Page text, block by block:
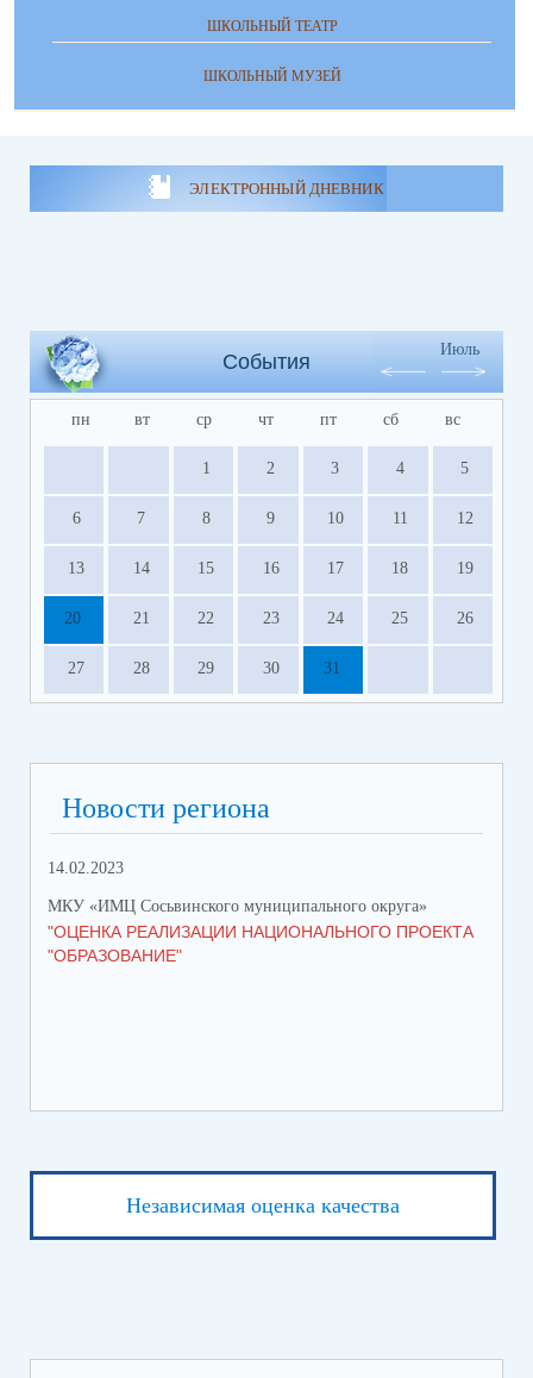
ШКОЛЬНЫЙ ТЕАТР
ШКОЛЬНЫЙ МУЗЕЙ
ЭЛЕКТРОННЫЙ ДНЕВНИК
События
Июль
пн вт ср чт пт сб вс
1 2 3 4 5
6 7 8 9 10 11 12
13 14 15 16 17 18 19
20 21 22 23 24 25 26
27 28 29 30 31
Новости региона
14.02.2023
МКУ «ИМЦ Сосьвинского муниципального округа»
"ОЦЕНКА РЕАЛИЗАЦИИ НАЦИОНАЛЬНОГО ПРОЕКТА
"ОБРАЗОВАНИЕ"
Независимая оценка качества